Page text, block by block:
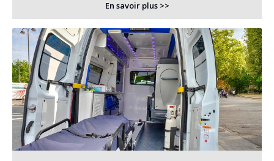
En savoir plus >>